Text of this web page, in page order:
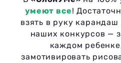
умеют все!
взять в руку
наших конкурсов —
каждом
замотивировать